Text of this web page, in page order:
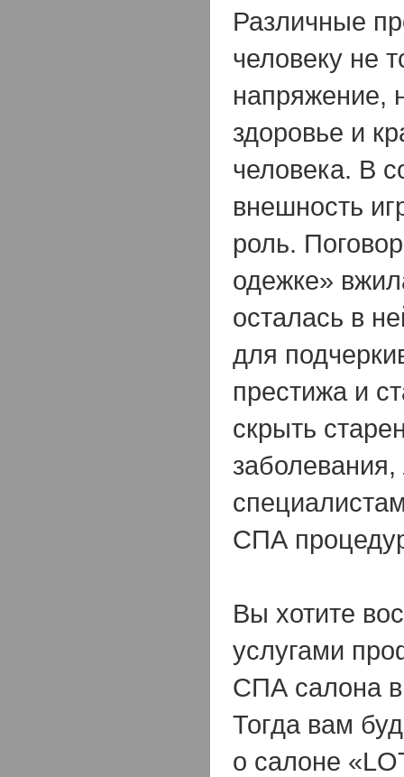
Различные
человеку не
напряжение,
здоровье и
человека. В
внешность
роль.
одежке»
осталась в
для
престижа и
скрыть
СПА
Вы хотите
услугами
СПА салона в
Тогда вам
о салоне